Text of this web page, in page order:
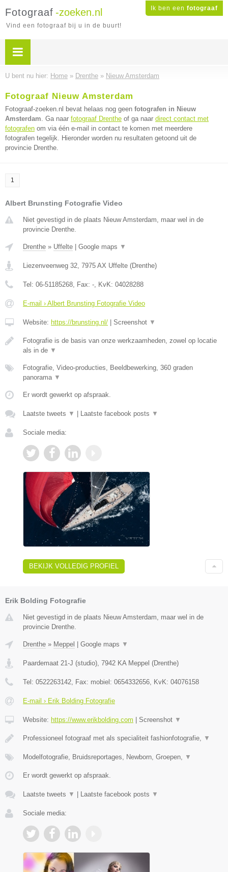
Ik ben een fotograaf
Fotograaf -zoeken.nl
Vind een fotograaf bij u in de buurt!
U bent nu hier: Home » Drenthe » Nieuw Amsterdam
Fotograaf Nieuw Amsterdam
Fotograaf-zoeken.nl bevat helaas nog geen fotografen in Nieuw
Amsterdam. Ga naar fotograaf Drenthe of ga naar direct contact met
fotografen om via één e-mail in contact te komen met meerdere
fotografen tegelijk. Hieronder worden nu resultaten getoond uit de
provincie Drenthe.
1
Albert Brunsting Fotografie Video
Niet gevestigd in de plaats Nieuw Amsterdam, maar wel in de
provincie Drenthe.
Drenthe » Uffelte Google maps ▼
Liezenveenweg 32, 7975 AX Uffelte (Drenthe)
Tel: 06-51185268, Fax: -, KvK: 04028288
E-mail › Albert Brunsting Fotografie Video
Website: https://brunsting.nl/ Screenshot ▼
Fotografie is de basis van onze werkzaamheden, zowel op locatie
als in de ▼
Fotografie, Video-producties, Beeldbewerking, 360 graden
panorama ▼
Er wordt gewerkt op afspraak.
Laatste tweets ▼ Laatste facebook posts ▼
Sociale media:
BEKIJK VOLLEDIG PROFIEL
Erik Bolding Fotografie
Niet gevestigd in de plaats Nieuw Amsterdam, maar wel in de
provincie Drenthe.
Drenthe » Meppel Google maps ▼
Paardemaat 21-J (studio) 7942 KA Meppel (Drenthe)
Tel: 0522263142 , Fax: mobiel: 0654332656 , KvK: 04076158
E-mail › Erik Bolding Fotografie
Website: https://www.erikbolding.com Screenshot ▼
Professioneel fotograaf met als specialiteit fashionfotografie, ▼
Modelfotografie, Bruidsreportages, Newborn, Groepen, ▼
Er wordt gewerkt op afspraak.
Laatste tweets ▼ Laatste facebook posts ▼
Sociale media: